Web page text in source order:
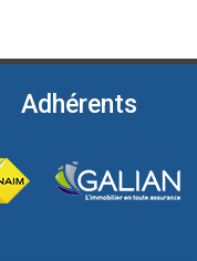
Adhérents